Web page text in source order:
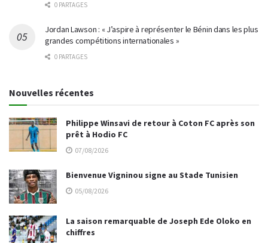
0 PARTAGES
Jordan Lawson : « J’aspire à représenter le Bénin dans les plus
grandes compétitions internationales »
0 PARTAGES
Nouvelles récentes
Philippe Winsavi de retour à Coton FC après son
prêt à Hodio FC
07/08/2026
Bienvenue Vigninou signe au Stade Tunisien
05/08/2026
La saison remarquable de Joseph Ede Oloko en
chiffres